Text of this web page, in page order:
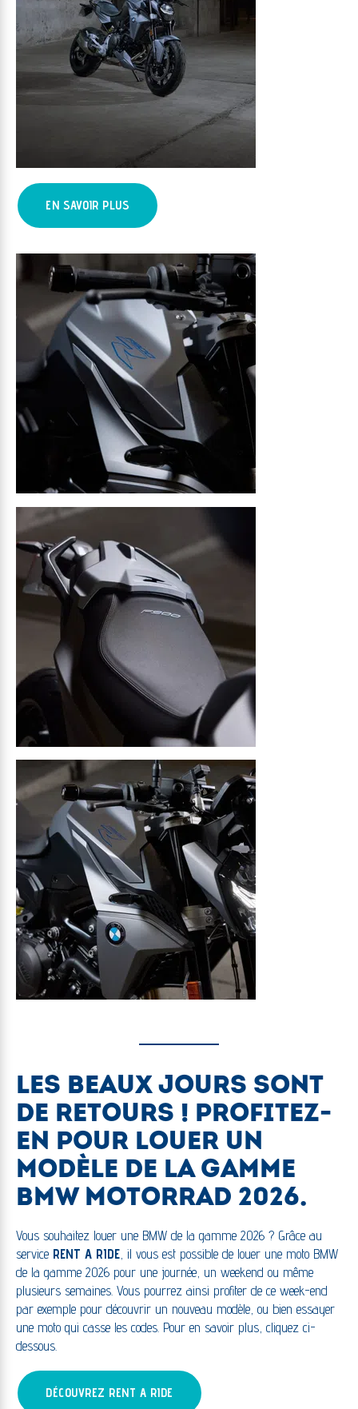
EN SAVOIR PLUS
LES BEAUX JOURS SONT
DE RETOURS ! PROFITEZ-
EN POUR LOUER UN
MODÈLE DE LA GAMME
BMW MOTORRAD 2026.
Vous souhaitez louer une BMW de la gamme 2026 ? Grâce au
service RENT A RIDE, il vous est possible de louer une moto BMW
de la gamme 2026 pour une journée, un weekend ou même
plusieurs semaines. Vous pourrez ainsi profiter de ce week-end
par exemple pour découvrir un nouveau modèle, ou bien essayer
une moto qui casse les codes. Pour en savoir plus, cliquez ci-
dessous.
DÉCOUVREZ RENT A RIDE